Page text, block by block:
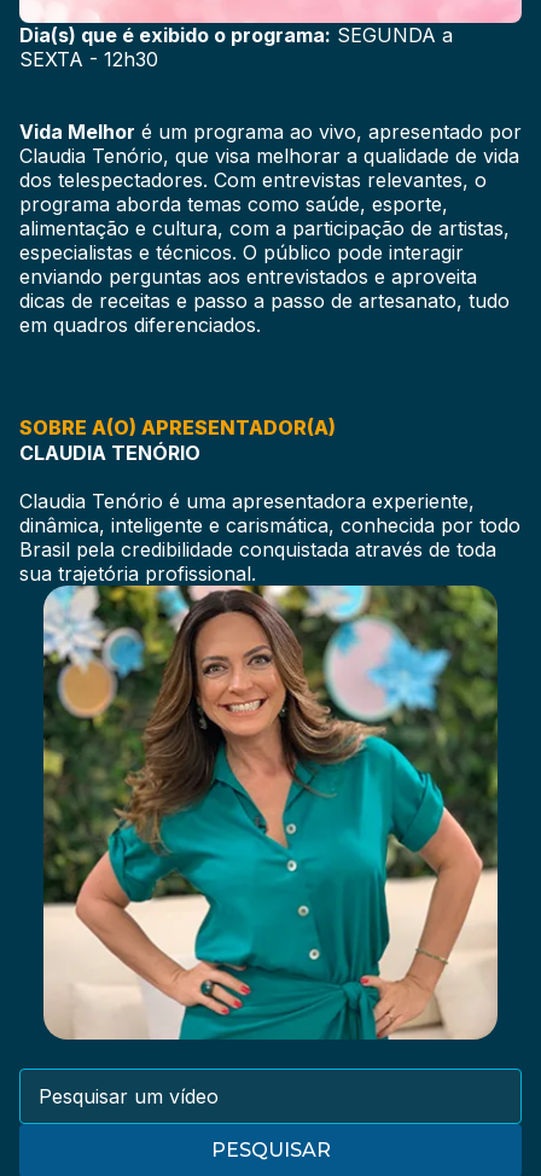
Dia(s) que é exibido o programa: SEGUNDA a
SEXTA - 12h30
Vida Melhor é um programa ao vivo, apresentado por
Claudia Tenório, que visa melhorar a qualidade de vida
dos telespectadores. Com entrevistas relevantes, o
programa aborda temas como saúde, esporte,
alimentação e cultura, com a participação de artistas,
especialistas e técnicos. O público pode interagir
enviando perguntas aos entrevistados e aproveita
dicas de receitas e passo a passo de artesanato, tudo
em quadros diferenciados.
SOBRE A(O) APRESENTADOR(A)
CLAUDIA TENÓRIO
Claudia Tenório é uma apresentadora experiente,
dinâmica, inteligente e carismática, conhecida por todo
Brasil pela credibilidade conquistada através de toda
sua trajetória profissional.
PESQUISAR